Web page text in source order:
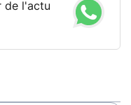
de l'actu